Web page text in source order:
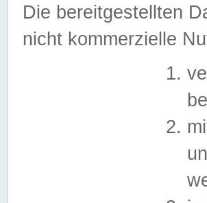
Die bereitgestellten
nicht kommerzielle